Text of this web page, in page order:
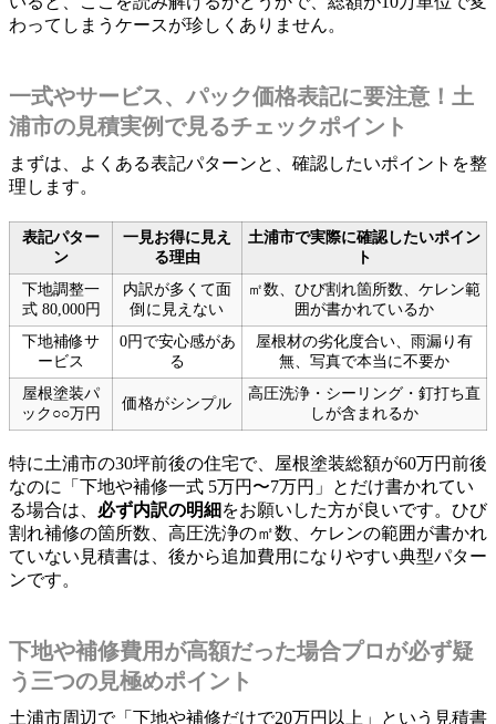
わってしまうケースが珍しくありません。
一式やサービス、パック価格表記に要注意！土
浦市の見積実例で見るチェックポイント
まずは、よくある表記パターンと、確認したいポイントを整
理します。
表記パター
ン
一見お得に見え
る理由
土浦市で実際に確認したいポイン
ト
下地調整一
式 80,000円
内訳が多くて面
倒に見えない
㎡数、ひび割れ箇所数、ケレン範
囲が書かれているか
下地補修サ
ービス
0円で安心感があ
る
屋根材の劣化度合い、雨漏り有
無、写真で本当に不要か
屋根塗装パ
ック○○万円
価格がシンプル
高圧洗浄・シーリング・釘打ち直
しが含まれるか
特に土浦市の30坪前後の住宅で、屋根塗装総額が60万円前後
なのに「下地や補修一式 5万円〜7万円」とだけ書かれてい
る場合は、 必ず内訳の明細 をお願いした方が良いです。ひび
割れ補修の箇所数、高圧洗浄の㎡数、ケレンの範囲が書かれ
ていない見積書は、後から追加費用になりやすい典型パター
ンです。
下地や補修費用が高額だった場合プロが必ず疑
う三つの見極めポイント
土浦市周辺で「下地や補修だけで20万円以上」という見積書